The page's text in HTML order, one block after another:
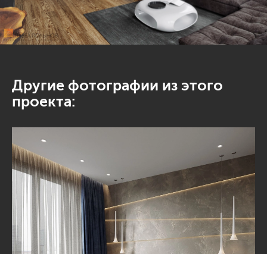
Другие фотографии из этого
проекта: